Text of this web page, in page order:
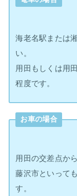
海老名駅または
い。
用田もしくは用
程度です。
お車の場合
用田の交差点か
藤沢市といって
す。